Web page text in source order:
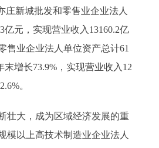
庄新城批发和零售业企业法人
亿元，实现营业收入13160.2亿
售业企业法人单位资产总计61
末增长73.9%，实现营业收入12
。
大，成为区域经济发展的重
模以上高技术制造业企业法人